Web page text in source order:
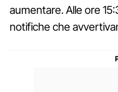
aumentare. Alle ore
notifiche che